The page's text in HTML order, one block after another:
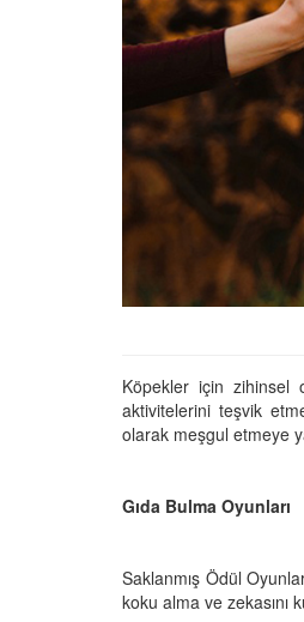
Köpekler için zihinsel
aktivitelerini teşvik
olarak meşgul etmeye
Gıda Bulma Oyunları
Saklanmış Ödül
koku alma ve zekasını
Niyetli İnsanları